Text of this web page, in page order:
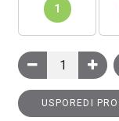
1
Kućište
USPOREDI